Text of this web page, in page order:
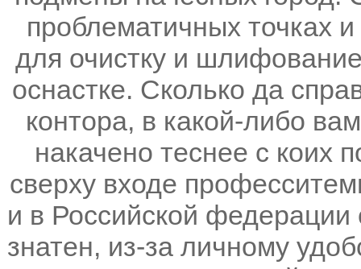
проблематичных точках
для очистку и
оснастке. Сколько да
контора, в какой-либо
накачено теснее с коих
сверху входе
и в Российской
знатен, из-за личному